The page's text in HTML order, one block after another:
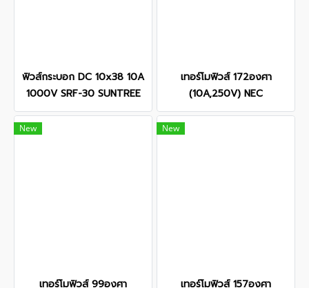
ฟิวส์กระบอก DC 10x38 10A
1000V SRF-30 SUNTREE
เทอร์โมฟิวส์ 172องศา
(10A,250V) NEC
New
เทอร์โมฟิวส์ 99องศา
New
เทอร์โมฟิวส์ 157องศา